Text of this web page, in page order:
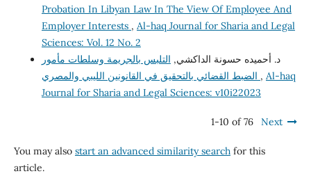
Probation In Libyan Law In The View Of Employee And
Employer Interests , Al-haq Journal for Sharia and Legal
Sciences: Vol. 12 No. 2
د. أحميده حسونة الداكشي, التلبس بالجريمة وسلطات مأمور
, Al-haq
Journal for Sharia and Legal Sciences: v10i22023
1-10 of 76 Next
You may also start an advanced similarity searchfor this
article.